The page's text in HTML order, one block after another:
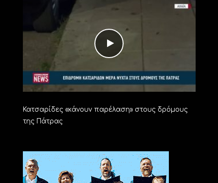
Κατσαρίδες «κάνουν παρέλαση» στους δρόμους
της Πάτρας